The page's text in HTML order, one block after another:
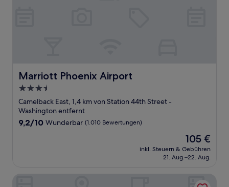
Marriott Phoenix Airport
Marriott Phoenix Airport
3.5-
Sterne-
Unterkunft
Camelback East, 1,4 km von Station 44th Street -
Washington entfernt
9.2
9,2/10 Wunderbar (1.010 Bewertungen)
Der
Preis
beträgt
105 €
inkl. Steuern & Gebühren
21. Aug.–22. Aug.